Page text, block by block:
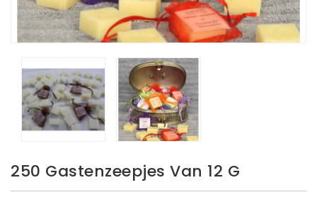
250 Gastenzeepjes Van 12 G